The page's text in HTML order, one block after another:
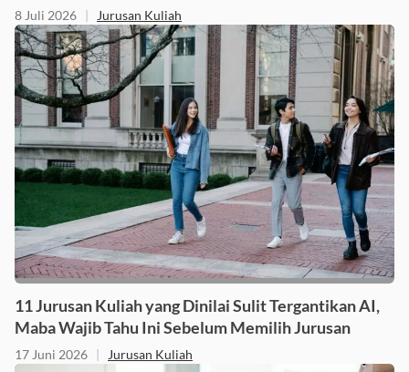
8 Juli 2026 | Jurusan Kuliah
11 Jurusan Kuliah yang Dinilai Sulit Tergantikan AI,
Maba Wajib Tahu Ini Sebelum Memilih Jurusan
17 Juni 2026 | Jurusan Kuliah